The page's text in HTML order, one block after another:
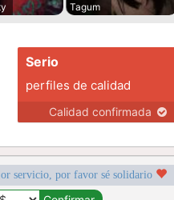
Tagum
Serio
perfiles de calidad
Calidad confirmada
servicio, por favor sé solidario